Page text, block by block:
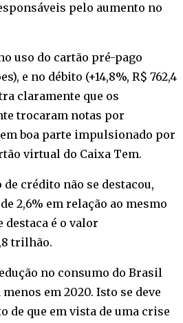
pelo aumento no
uso do cartão pré-pago
e no débito (+14,8%, R$ 762,4
claramente que os
trocaram notas por
boa parte impulsionado por
virtual do Caixa Tem.
crédito não se destacou,
2,6% em relação ao mesmo
destaca é o valor
trilhão.
no consumo do Brasil
em 2020. Isto se deve
de que em vista de uma crise